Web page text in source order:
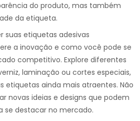
do produto, mas também
da etiqueta.
suas etiquetas adesivas
a inovação e como você pode se
competitivo. Explore diferentes
laminação ou cortes especiais,
etiquetas ainda mais atraentes. Não
novas ideias e designs que podem
se destacar no mercado.